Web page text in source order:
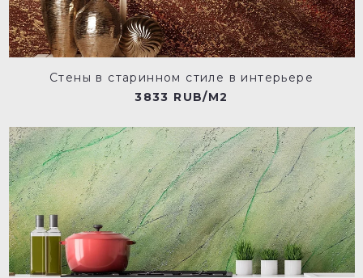
Стены в старинном стиле в интерьере
3833 RUB/M2